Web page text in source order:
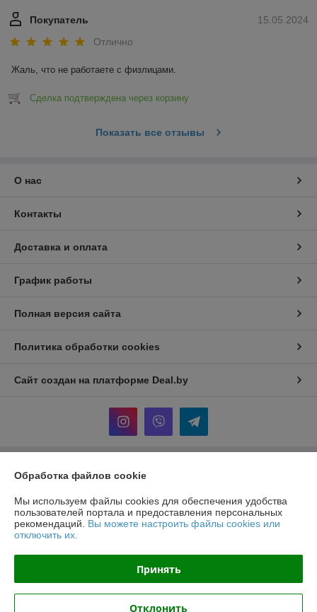
15.05.2024
Покупатель
Отлично
Жаль, что не работаете с физлицами.
Сделка подтверждена через корзину
Показать все отзывы
О нас
Контакты
Доставка и оплата
График работы
Полная версия сайта
Политика обработки cookies
Сайт создан на платформе Deal.by
Информация для покупателя
Юридическое лицо: Общество с ограниченной ответственностью
"Хотокси"
Республика Беларусь, 224704, Брестская область, г. Брест, ул.
Краснознаменная, д. 6, пом. 1-36
Регистрационный орган: Администрация Московского района г. Бреста
Обработка файлов cookie
Мы используем файлы cookies для обеспечения удобства
пользователей портала и предоставления персональных
рекомендаций. Вы можете настроить файлы cookies или
отключить их.
Принять
Отклонить